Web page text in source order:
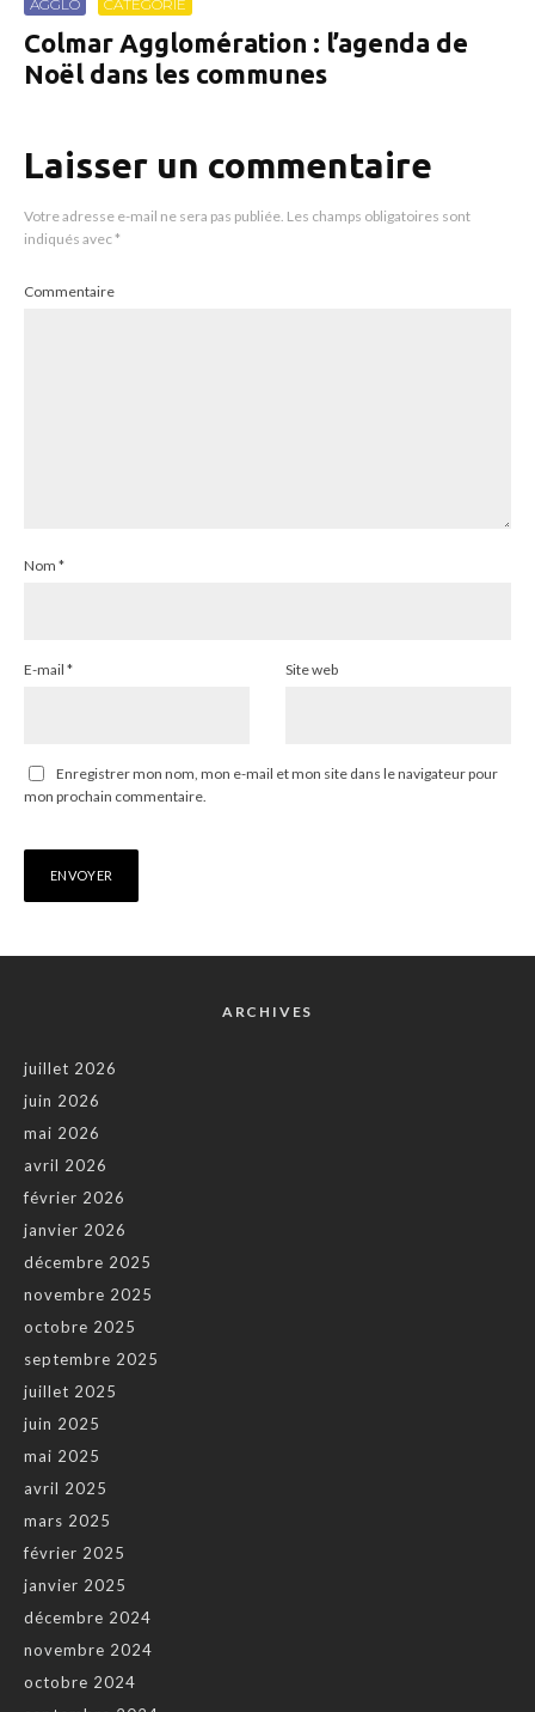
AGGLO CATEGORIE
Colmar Agglomération : l’agenda de
Noël dans les communes
Laisser un commentaire
Votre adresse e-mail ne sera pas publiée. Les champs obligatoires sont
indiqués avec*
Commentaire
Nom *
E-mail * Site web
Enregistrer mon nom, mon e-mail et mon site dans le navigateur pour
mon prochain commentaire.
ARCHIVES
juillet 2026
juin 2026
mai 2026
avril 2026
février 2026
janvier 2026
décembre 2025
novembre 2025
octobre 2025
septembre 2025
juillet 2025
juin 2025
mai 2025
avril 2025
mars 2025
février 2025
janvier 2025
décembre 2024
novembre 2024
octobre 2024